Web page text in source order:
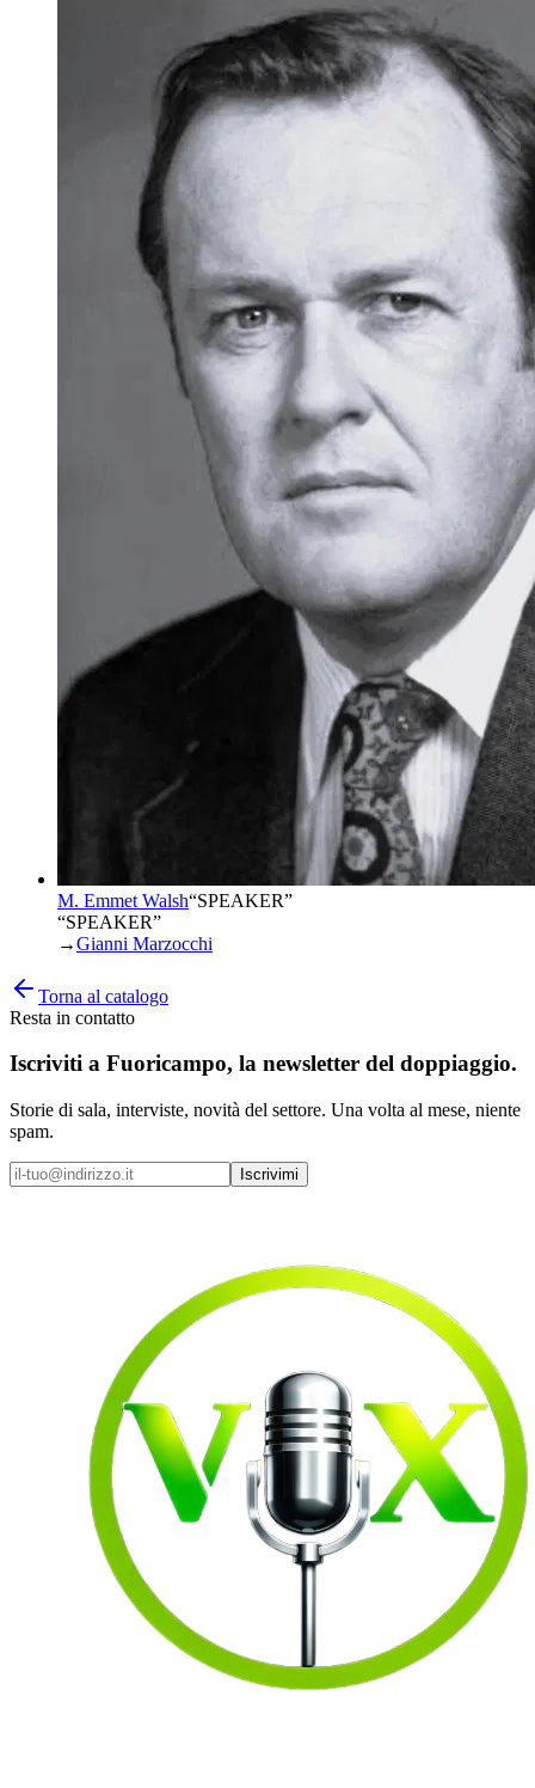
M. Emmet Walsh“SPEAKER”
“SPEAKER”
→Gianni Marzocchi
Torna al catalogo
Resta in contatto
Iscriviti a Fuoricampo, la newsletter del doppiaggio.
Storie di sala, interviste, novità del settore. Una volta al mese, niente
spam.
Iscrivimi